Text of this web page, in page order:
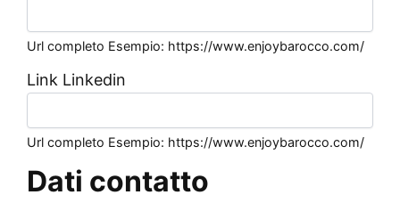
Url completo Esempio: https://www.enjoybarocco.com/
Link Linkedin
Url completo Esempio: https://www.enjoybarocco.com/
Dati contatto